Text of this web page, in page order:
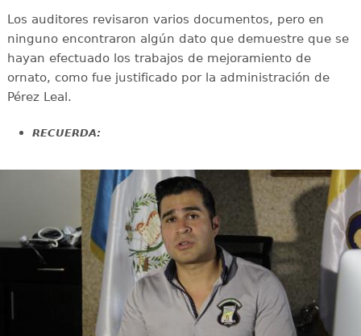
Los auditores revisaron varios documentos, pero en
ninguno encontraron algún dato que demuestre que se
hayan efectuado los trabajos de mejoramiento de
ornato, como fue justificado por la administración de
Pérez Leal.
RECUERDA: